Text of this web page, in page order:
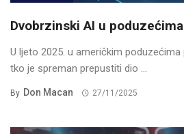
Dvobrzinski AI u poduzećima
U ljeto 2025. u američkim poduzećima
tko je spreman prepustiti dio ...
By Don Macan 27/11/2025